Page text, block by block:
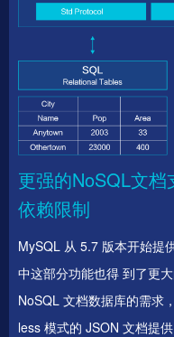
更强的NoSQL文
依赖限制
MySQL 从 5.7 版本开始提
中这部分功能也得 到了更
NoSQL 文档数据库的需求
less 模式的 JSON 文档提